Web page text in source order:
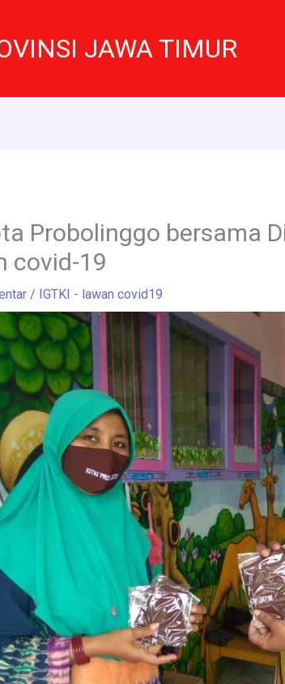
JAWA TIMUR
Probolinggo bersama
covid-19
/ IGTKI - lawan covid19